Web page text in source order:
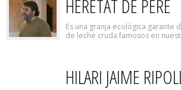
HERETAT DE PERE
Es una granja ecológica
de leche cruda famosos en
HILARI JAIME